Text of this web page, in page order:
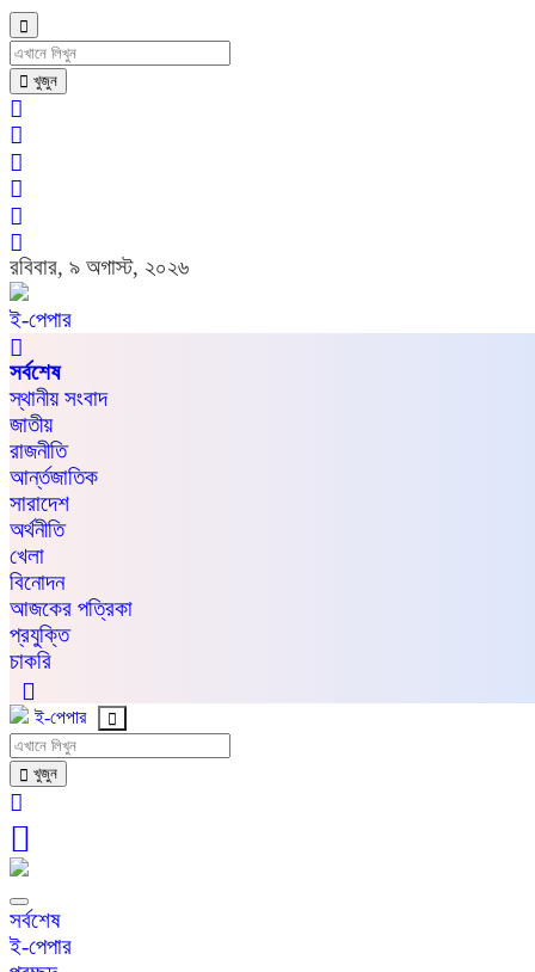
খুজুন
রবিবার, ৯ অগাস্ট, ২০২৬
ই-পেপার
সর্বশেষ
স্থানীয় সংবাদ
জাতীয়
রাজনীতি
আর্ন্তজাতিক
সারাদেশ
অর্থনীতি
খেলা
বিনোদন
আজকের পত্রিকা
প্রযুক্তি
চাকরি
ই-পেপার
খুজুন
সর্বশেষ
ই-পেপার